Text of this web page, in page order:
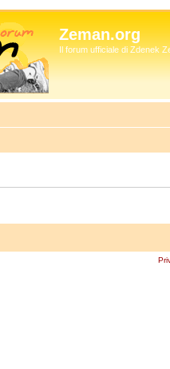
Zeman.org
Il forum ufficiale di Zdenek